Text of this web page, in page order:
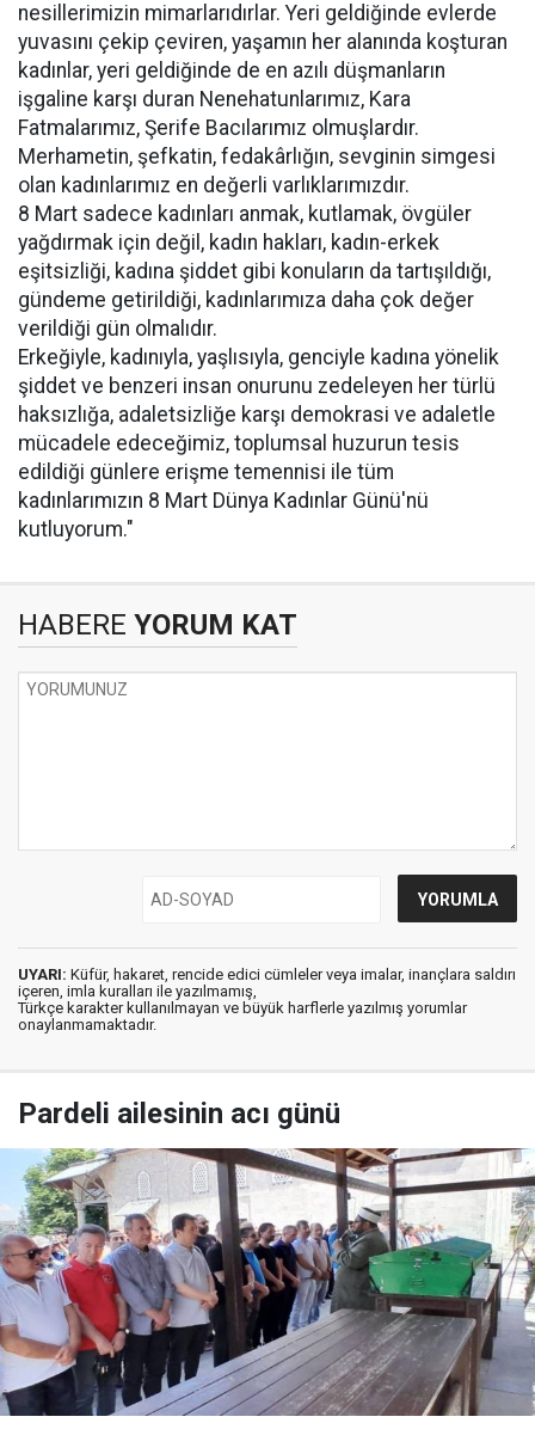
nesillerimizin mimarlarıdırlar. Yeri geldiğinde evlerde
yuvasını çekip çeviren, yaşamın her alanında koşturan
kadınlar, yeri geldiğinde de en azılı düşmanların
işgaline karşı duran Nenehatunlarımız, Kara
Fatmalarımız, Şerife Bacılarımız olmuşlardır.
Merhametin, şefkatin, fedakârlığın, sevginin simgesi
olan kadınlarımız en değerli varlıklarımızdır.
8 Mart sadece kadınları anmak, kutlamak, övgüler
yağdırmak için değil, kadın hakları, kadın-erkek
eşitsizliği, kadına şiddet gibi konuların da tartışıldığı,
gündeme getirildiği, kadınlarımıza daha çok değer
verildiği gün olmalıdır.
Erkeğiyle, kadınıyla, yaşlısıyla, genciyle kadına yönelik
şiddet ve benzeri insan onurunu zedeleyen her türlü
haksızlığa, adaletsizliğe karşı demokrasi ve adaletle
mücadele edeceğimiz, toplumsal huzurun tesis
edildiği günlere erişme temennisi ile tüm
kadınlarımızın 8 Mart Dünya Kadınlar Günü'nü
kutluyorum."
HABERE YORUM KAT
UYARI: Küfür, hakaret, rencide edici cümleler veya imalar, inançlara saldırı
içeren, imla kuralları ile yazılmamış,
Türkçe karakter kullanılmayan ve büyük harflerle yazılmış yorumlar
onaylanmamaktadır.
Pardeli ailesinin acı günü